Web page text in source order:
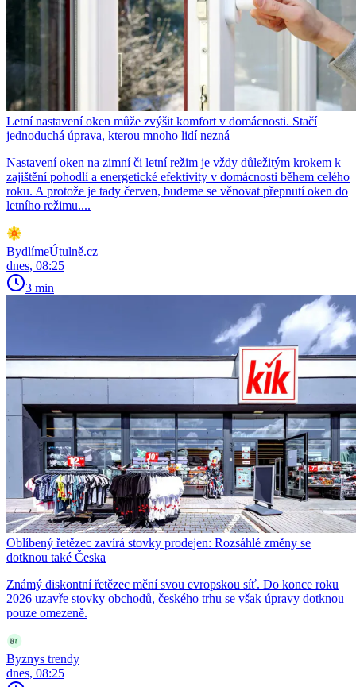
Letní nastavení oken může zvýšit komfort v domácnosti. Stačí
jednoduchá úprava, kterou mnoho lidí nezná
Nastavení oken na zimní či letní režim je vždy důležitým krokem k
zajištění pohodlí a energetické efektivity v domácnosti během celého
roku. A protože je tady červen, budeme se věnovat přepnutí oken do
letního režimu....
BydlímeÚtulně.cz
dnes, 08:25
3 min
Oblíbený řetězec zavírá stovky prodejen: Rozsáhlé změny se
dotknou také Česka
Známý diskontní řetězec mění svou evropskou síť. Do konce roku
2026 uzavře stovky obchodů, českého trhu se však úpravy dotknou
pouze omezeně.
Byznys trendy
dnes, 08:25